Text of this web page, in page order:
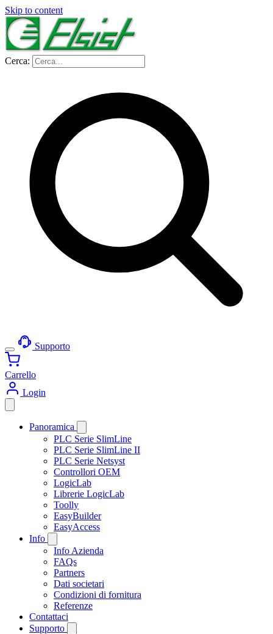
Skip to content
Cerca:
Supporto
Carrello
Login
Panoramica
PLC Serie SlimLine
PLC Serie SlimLine II
PLC Serie Netsyst
Controllori OEM
LogicLab
Librerie LogicLab
Toolly
EasyBuilder
EasyAccess
Info
Info Azienda
FAQs
Partners
Dati societari
Condizioni di fornitura
Referenze
Contattaci
Supporto